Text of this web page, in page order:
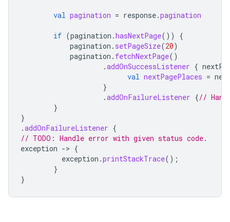
val pagination = response.pagination
if (pagination .hasNextPage())
{
pagination . setPageSize(20)
pagination . fetchNextPage()
.addOnSuccessListener {
val nextPagePlaces =
}
.addOnFailureListener {//
}
}
.addOnFailureListener {
// TODO: Handle error with given status code.
exception -> {
exception .printStackTrace();
}
}